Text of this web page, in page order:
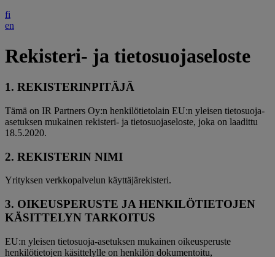
fi
en
Rekisteri- ja tietosuojaseloste
1. REKISTERINPITÄJÄ
Tämä on IR Partners Oy:n henkilötietolain EU:n yleisen tietosuoja-
asetuksen mukainen rekisteri- ja tietosuojaseloste, joka on laadittu
18.5.2020.
2. REKISTERIN NIMI
Yrityksen verkkopalvelun käyttäjärekisteri.
3. OIKEUSPERUSTE JA HENKILÖTIETOJEN
KÄSITTELYN TARKOITUS
EU:n yleisen tietosuoja-asetuksen mukainen oikeusperuste
henkilötietojen käsittelylle on henkilön dokumentoitu,